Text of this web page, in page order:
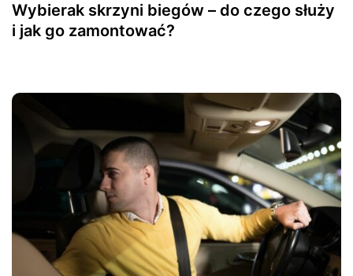
Wybierak skrzyni biegów – do czego służy
i jak go zamontować?